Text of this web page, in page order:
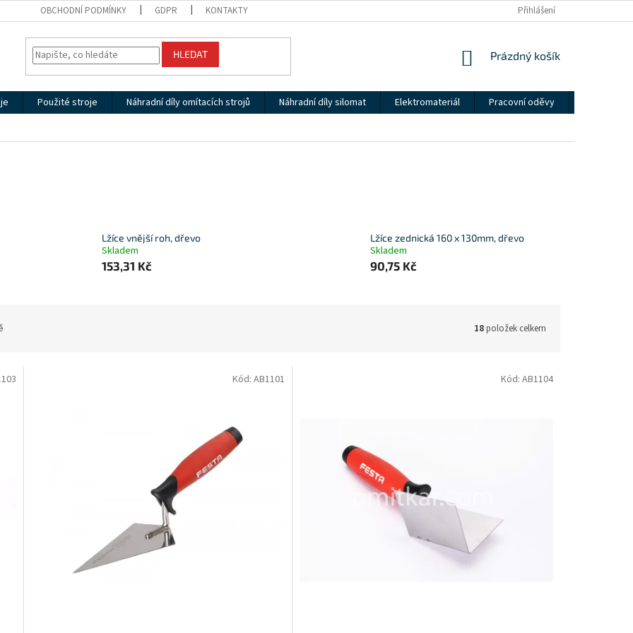
OBCHODNÍ PODMÍNKY GDPR KONTAKTY Přihlášení
HLEDAT
NÁKUPNÍ
Prázdný košík
Použité stroje Náhradní díly omítacích strojů Náhradní díly silomat Elektromateriál Pracovní oděvy
Lžíce vnější roh, dřevo
Skladem
153,31 Kč
Lžíce zednická 160 x 130mm, dřevo
Skladem
90,75 Kč
18položek celkem
Kód: AB1101 Kód: AB1104